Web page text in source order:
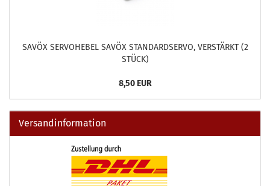
SAVÖX SERVOHEBEL SAVÖX STANDARDSERVO, VERSTÄRKT (2
STÜCK)
8,50 EUR
Versandinformation